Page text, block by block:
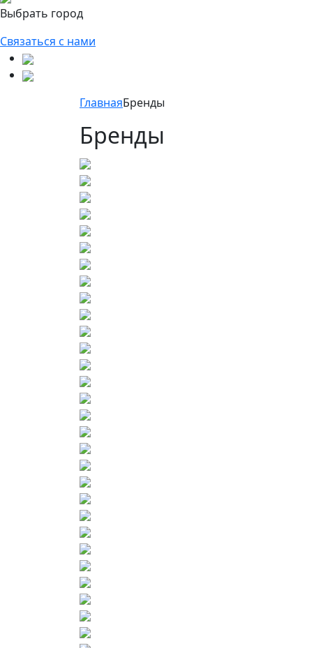
Выбрать город
Связаться с нами
ГлавнаяБренды
Бренды